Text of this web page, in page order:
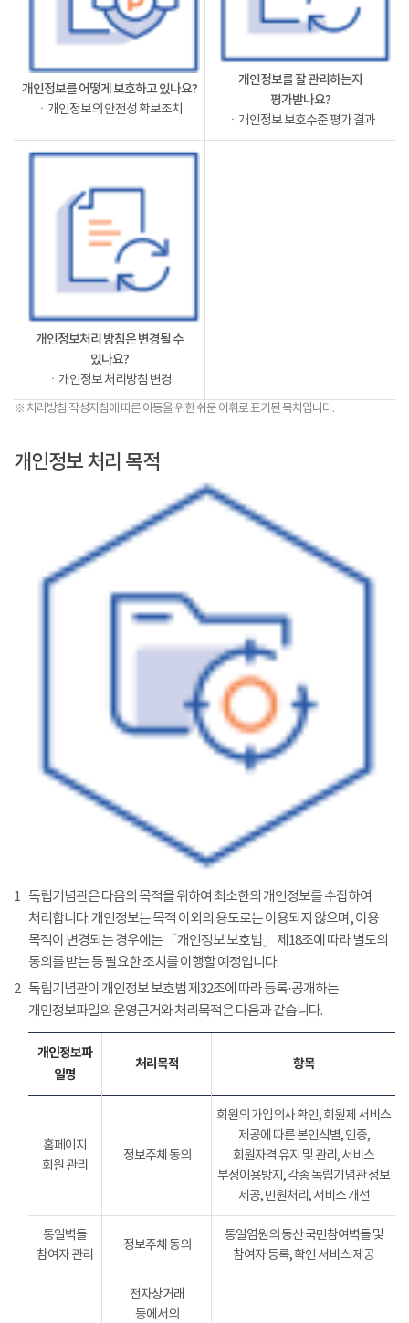
개인정보를 어떻게 보호하고 있나요?
ㆍ개인정보의 안전성 확보조치
개인정보를 잘 관리하는지
평가받나요?
ㆍ개인정보 보호수준 평가 결과
개인정보처리 방침은 변경될 수
있나요?
ㆍ개인정보 처리방침 변경
※ 처리방침 작성지침에 따른 아동을 위한 쉬운 어휘로 표기된 목차입니다.
개인정보 처리 목적
1 독립기념관은 다음의 목적을 위하여 최소한의 개인정보를 수집하여
처리합니다. 개인정보는 목적 이외의 용도로는 이용되지 않으며, 이용
목적이 변경되는 경우에는 「개인정보 보호법」 제18조에 따라 별도의
동의를 받는 등 필요한 조치를 이행할 예정입니다.
2 독립기념관이 개인정보 보호법 제32조에 따라 등록·공개하는
개인정보파일의 운영근거와 처리목적은 다음과 같습니다.
개인정보파
일명
처리목적 항목
홈페이지
회원 관리
정보주체 동의
회원의 가입의사 확인, 회원제 서비스
제공에 따른 본인식별, 인증,
회원자격 유지 및 관리, 서비스
부정이용방지, 각종 독립기념관 정보
제공, 민원처리, 서비스 개선
통일벽돌
참여자 관리
정보주체 동의
통일염원의 동산 국민참여벽돌 및
참여자 등록, 확인 서비스 제공
전자상거래
등에서의